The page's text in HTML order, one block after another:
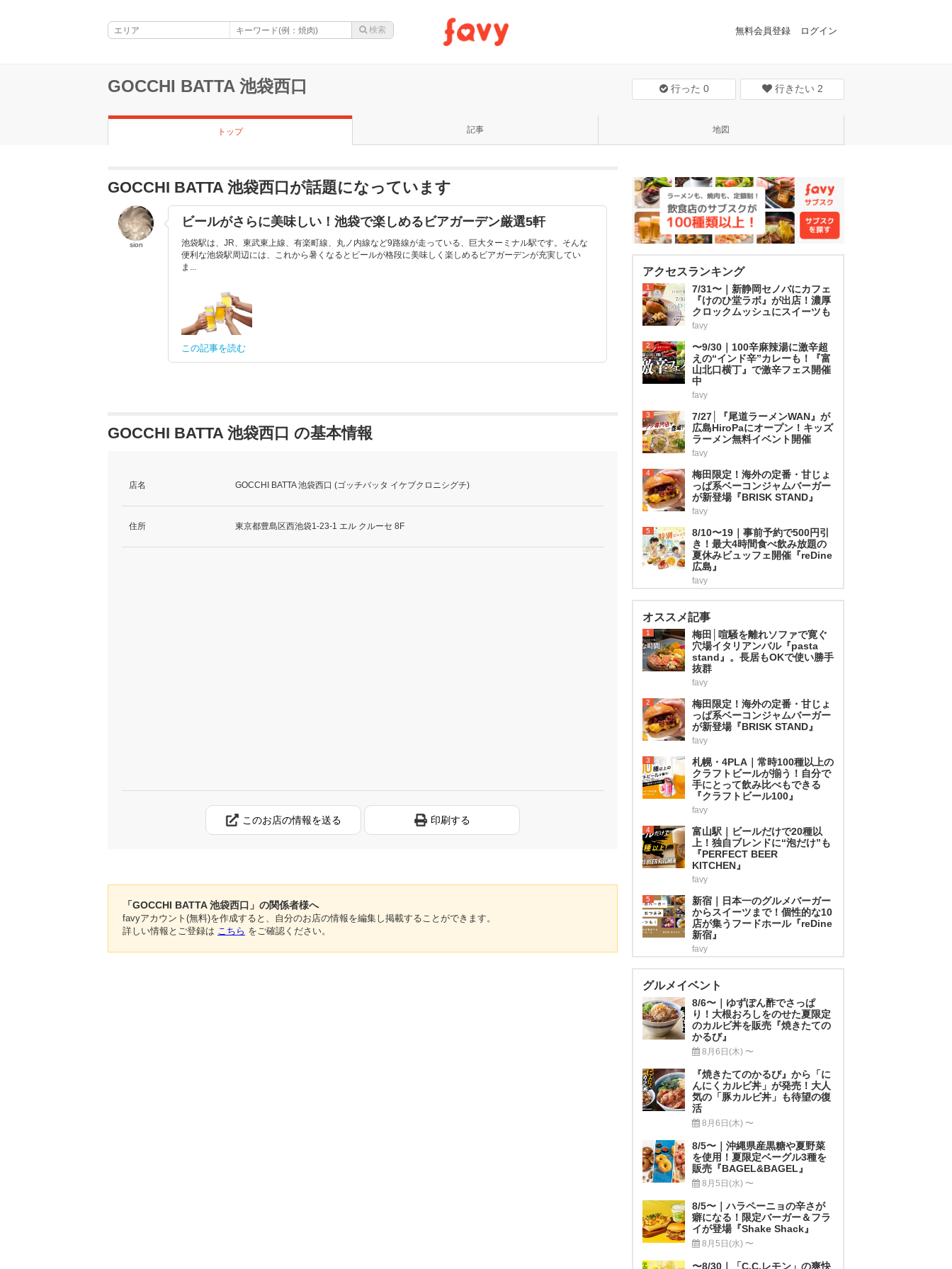
無料会員登録 ログイン
GOCCHI BATTA 池袋西口 行った 0 行きたい 2
トップ 記事 地図
GOCCHI BATTA 池袋西口が話題になっています
sion
ビールがさらに美味しい！池袋で楽しめるビアガーデン厳選5軒
池袋駅は、JR、東武東上線、有楽町線、丸ノ内線など9路線が走っている、巨大ターミナル駅です。そんな
便利な池袋駅周辺には、これから暑くなるとビールが格段に美味しく楽しめるビアガーデンが充実してい
ま...
この記事を読む
GOCCHI BATTA 池袋西口 の基本情報
店名 GOCCHI BATTA 池袋西口 (ゴッチバッタ イケブクロニシグチ)
住所 東京都豊島区西池袋1-23-1 エル クルーセ 8F
このお店の情報を送る 印刷する
「GOCCHI BATTA 池袋西口」の関係者様へ
favyアカウント(無料)を作成すると、自分のお店の情報を編集し掲載することができます。
詳しい情報とご登録は こちら をご確認ください。
アクセスランキング
1
7/31〜｜新静岡セノバにカフェ
『けのひ堂ラボ』が出店！濃厚
クロックムッシュにスイーツも
favy
2
〜9/30｜100辛麻辣湯に激辛超
えの“インド辛”カレーも！『富
山北口横丁』で激辛フェス開催
中
favy
3
7/27│『尾道ラーメンWAN』が
広島HiroPaにオープン！キッズ
ラーメン無料イベント開催
favy
4
梅田限定！海外の定番・甘じょ
っぱ系ベーコンジャムバーガー
が新登場『BRISK STAND』
favy
5
8/10〜19｜事前予約で500円引
き！最大4時間食べ飲み放題の
夏休みビュッフェ開催『reDine
広島』
favy
オススメ記事
1
梅田│喧騒を離れソファで寛ぐ
穴場イタリアンバル『pasta
stand』。長居もOKで使い勝手
抜群
favy
2
梅田限定！海外の定番・甘じょ
っぱ系ベーコンジャムバーガー
が新登場『BRISK STAND』
favy
3
札幌・4PLA｜常時100種以上の
クラフトビールが揃う！自分で
手にとって飲み比べもできる
『クラフトビール100』
favy
4
富山駅｜ビールだけで20種以
上！独自ブレンドに“泡だけ”も
『PERFECT BEER
KITCHEN』
favy
5
新宿｜日本一のグルメバーガー
からスイーツまで！個性的な10
店が集うフードホール『reDine
新宿』
favy
グルメイベント
8/6〜｜ゆずぽん酢でさっぱ
り！大根おろしをのせた夏限定
のカルビ丼を販売『焼きたての
かるび』
8月6日(木) 〜
『焼きたてのかるび』から「に
んにくカルビ丼」が発売！大人
気の「豚カルビ丼」も待望の復
活
8月6日(木) 〜
8/5〜｜沖縄県産黒糖や夏野菜
を使用！夏限定ベーグル3種を
販売『BAGEL&BAGEL』
8月5日(水) 〜
8/5〜｜ハラペーニョの辛さが
癖になる！限定バーガー＆フラ
イが登場『Shake Shack』
8月5日(水) 〜
〜8/30｜「C.C.レモン」の爽快